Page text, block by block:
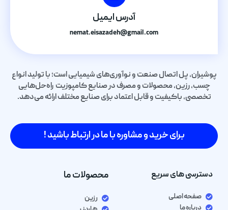
آدرس ایمیل
nemat.eisazadeh@gmail.com
پوشیران، پل اتصال صنعت و نوآوری‌های شیمیایی است؛ با تولید انواع
چسب، رزین، محصولات و مصرف در صنایع کامپوزیت راه‌حل‌هایی
تخصصی، باکیفیت و قابل اعتماد برای صنایع مختلف ارائه می‌دهد.
برای خرید و مشاوره با ما در ارتباط باشید !
دسترسی های سریع
صفحه اصلی
درباره ما
محصولات ما
رزین